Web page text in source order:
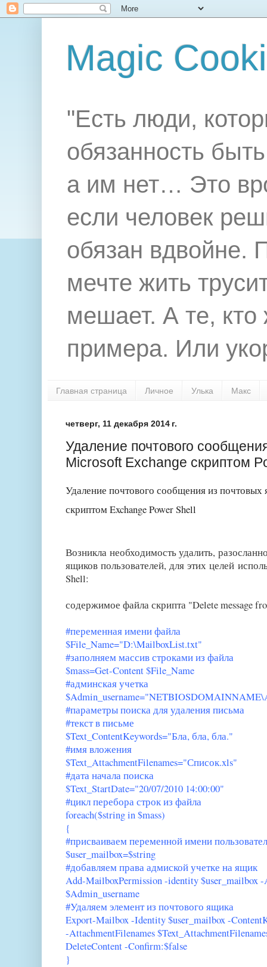
Magic
"Есть люди,
обязанность
а им нет… Это
если человек
обязан вдвойне.
мечте жить
мешает. А те,
примера. Или
Главная страница Личное Улька Макс
четверг, 11 декабря 2014 г.
Удаление почтового
Microsoft Exchange скриптом
Удаление почтового сообщения из почтовых
скриптом Exchange Power Shell
Возникла необходимость удалить,
ящиков пользователей, для этих целей
Shell:
содержимое файла скрипта "Delete message
#переменная имени файла
$File_Name="D:\MailboxList.txt"
#заполняем массив строками из файла
$mass=Get-Content $File_Name
#админская учетка
#параметры поиска для удаления письма
#текст в письме
$Text_ContentKeywords="Бла, бла, бла."
#имя вложения
$Text_AttachmentFilenames="Список.xls"
#дата начала поиска
$Text_StartDate="20/07/2010 14:00:00"
#цикл перебора строк из файла
foreach($string in $mass)
{
#присваиваем переменной имени
$user_mailbox=$string
#добавляем права адмиской учетке на ящик
Add-MailboxPermission -identity $user_mailbox
$Admin_username
#Удаляем элемент из почтового ящика
Export-Mailbox -Identity $user_mailbox -
-AttachmentFilenames
DeleteContent -Confirm:$false
}